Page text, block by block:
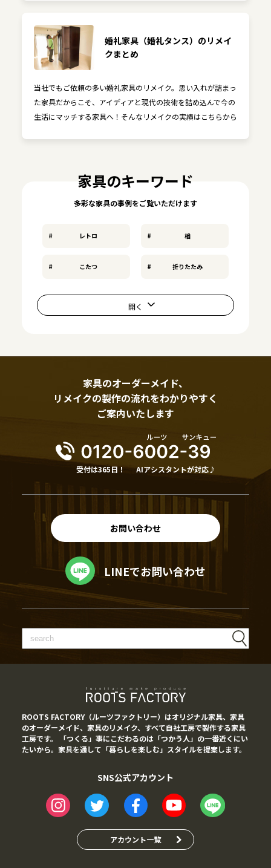
婚礼家具（婚礼タンス）のリメイ
クまとめ
当社でもご依頼の多い婚礼家具のリメイク。思い入れが詰まっ
た家具だからこそ、アイディアと現代の技術を詰め込んで今の
生活にマッチする家具へ！そんなリメイクの実績はこちらから
家具のキーワード
多彩な家具の事例をご覧いただけます
レトロ 楢
こたつ 折りたたみ
家具のオーダーメイド、
リメイクの製作の流れをわかりやすく
ご案内いたします
受付は365日！ AIアシスタントが対応♪
お問い合わせ
LINEでお問い合わせ
ROOTS FACTORY（ルーツファクトリー）はオリジナル家具、家具
のオーダーメイド、家具のリメイク、すべて自社工房で製作する家具
工房です。 「つくる」事にこだわるのは「つかう人」の一番近くにい
たいから。家具を通して「暮らしを楽しむ」スタイルを提案します。
SNS公式アカウント
アカウント一覧